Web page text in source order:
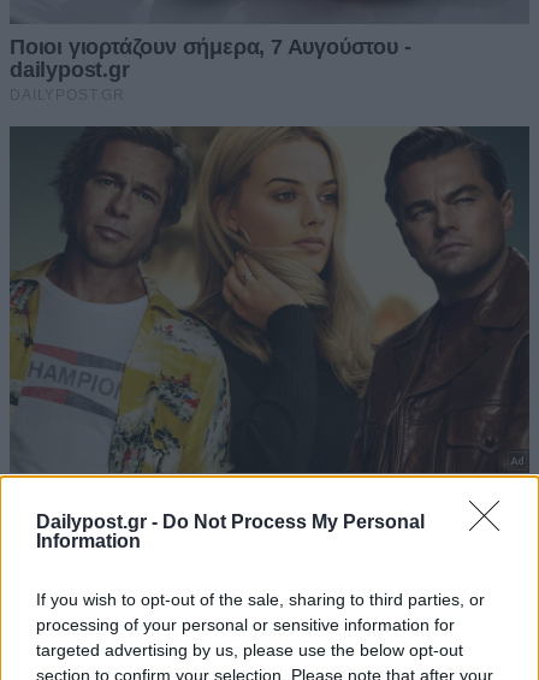
Dailypost.gr - Do Not Process My Personal
Information
If you wish to opt-out of the sale, sharing to third parties, or
processing of your personal or sensitive information for
targeted advertising by us, please use the below opt-out
section to confirm your selection. Please note that after your